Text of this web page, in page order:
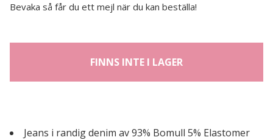
Bevaka så får du ett mejl när du kan beställa!
FINNS INTE I LAGER
Jeans i randig denim av 93% Bomull 5% Elastomer